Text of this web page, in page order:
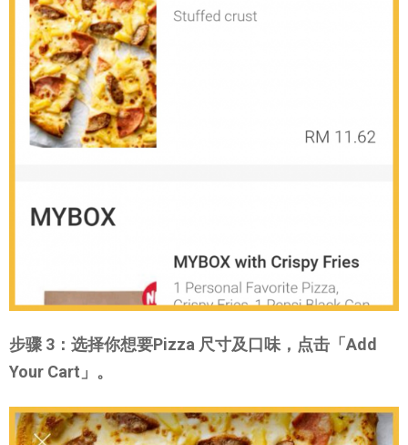
步骤 3：选择你想要Pizza 尺寸及口味，点击「Add
Your Cart」。